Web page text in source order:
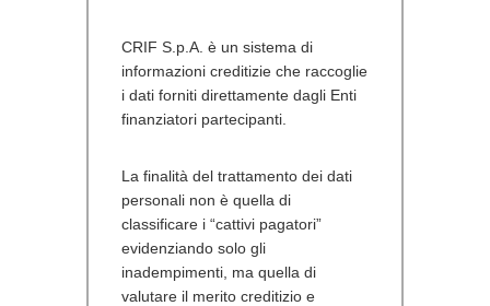
CRIF S.p.A. è un sistema di
informazioni creditizie che raccoglie
i dati forniti direttamente dagli Enti
finanziatori partecipanti.
La finalità del trattamento dei dati
personali non è quella di
classificare i “cattivi pagatori”
evidenziando solo gli
inadempimenti, ma quella di
valutare il merito creditizio e